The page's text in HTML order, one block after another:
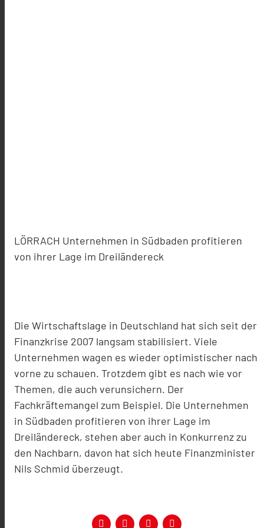
LÖRRACH Unternehmen in Südbaden profitieren
von ihrer Lage im Dreiländereck
Die Wirtschaftslage in Deutschland hat sich seit der
Finanzkrise 2007 langsam stabilisiert. Viele
Unternehmen wagen es wieder optimistischer nach
vorne zu schauen. Trotzdem gibt es nach wie vor
Themen, die auch verunsichern. Der
Fachkräftemangel zum Beispiel. Die Unternehmen
in Südbaden profitieren von ihrer Lage im
Dreiländereck, stehen aber auch in Konkurrenz zu
den Nachbarn, davon hat sich heute Finanzminister
Nils Schmid überzeugt.